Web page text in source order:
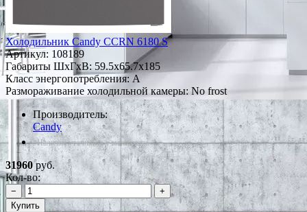
Холодильник Candy CCRN 6180 S
Артикул: 108189
Габариты ШxГxВ: 59.5x65.7x185
Класс энергопотребления: A
Размораживание холодильной камеры: No frost
Производитель:
Candy
*Наличие уточняйте у менеджера
31960руб.
Кол-во:
−
+
Купить